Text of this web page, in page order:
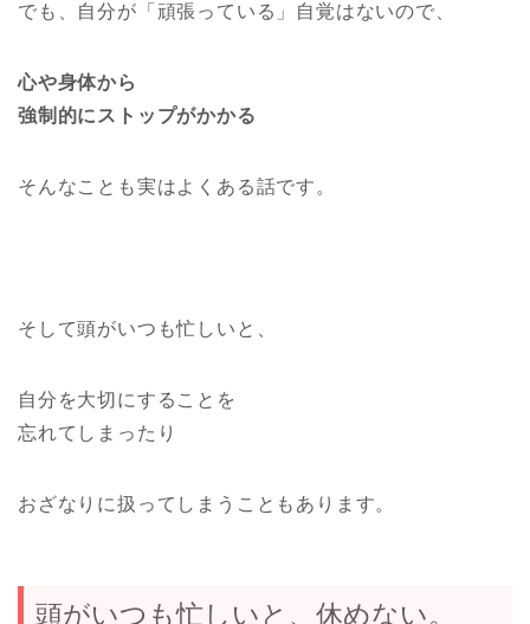
でも、自分が「頑張っている」自覚はないので、
心や身体から
強制的にストップがかかる
そんなことも実はよくある話です。
そして頭がいつも忙しいと、
自分を大切にすることを
忘れてしまったり
おざなりに扱ってしまうこともあります。
頭がいつも忙しいと、休めない。